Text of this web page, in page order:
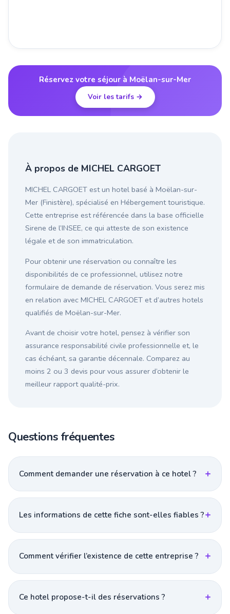
Réservez votre séjour à Moëlan-sur-Mer
Voir les tarifs →
À propos de MICHEL CARGOET
MICHEL CARGOET est un hotel basé à Moëlan-sur-
Mer (Finistère), spécialisé en Hébergement touristique.
Cette entreprise est référencée dans la base officielle
Sirene de l’INSEE, ce qui atteste de son existence
légale et de son immatriculation.
Pour obtenir une réservation ou connaître les
disponibilités de ce professionnel, utilisez notre
formulaire de demande de réservation. Vous serez mis
en relation avec MICHEL CARGOET et d’autres hotels
qualifiés de Moëlan-sur-Mer.
Avant de choisir votre hotel, pensez à vérifier son
assurance responsabilité civile professionnelle et, le
cas échéant, sa garantie décennale. Comparez au
moins 2 ou 3 devis pour vous assurer d’obtenir le
meilleur rapport qualité-prix.
Questions fréquentes
Comment demander une réservation à ce hotel ?
Les informations de cette fiche sont-elles fiables ?
Comment vérifier l’existence de cette entreprise ?
Ce hotel propose-t-il des réservations ?